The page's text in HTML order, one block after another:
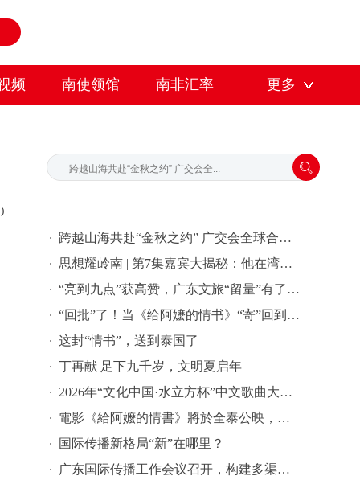
频 南使领馆 南非汇率 更多
跨越山海共赴“金秋之约” 广交会全球合作伙伴签约活动在穗举行
思想耀岭南 | 第7集嘉宾大揭秘：他在湾区批量孵化独角兽企业
“亮到九点”获高赞，广东文旅“留量”有了新密码 | 文旅友好看广东②
“回批”了！当《给阿嬷的情书》“寄”回到故事发生地泰国……
这封“情书”，送到泰国了
丁再献 足下九千岁，文明夏启年
2026年“文化中国·水立方杯”中文歌曲大赛总决赛落幕，选手精彩表现来啦→
電影《給阿嬤的情書》將於全泰公映，導演藍鴻春推薦潮汕美景美食
国际传播新格局“新”在哪里？
广东国际传播工作会议召开，构建多渠道立体式对外传播格局引热议